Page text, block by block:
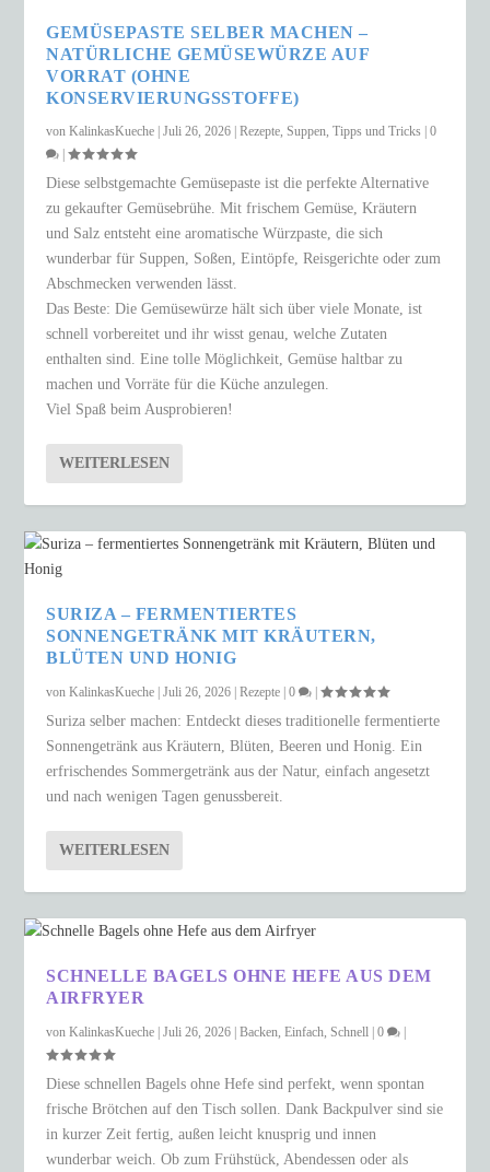
GEMÜSEPASTE SELBER MACHEN –
NATÜRLICHE GEMÜSEWÜRZE AUF
VORRAT (OHNE
KONSERVIERUNGSSTOFFE)
vonKalinkasKueche |Juli 26, 2026 |Rezepte ,Suppen ,Tipps und Tricks |0
|
Diese selbstgemachte Gemüsepaste ist die perfekte Alternative
zu gekaufter Gemüsebrühe. Mit frischem Gemüse, Kräutern
und Salz entsteht eine aromatische Würzpaste, die sich
wunderbar für Suppen, Soßen, Eintöpfe, Reisgerichte oder zum
Abschmecken verwenden lässt.
Das Beste: Die Gemüsewürze hält sich über viele Monate, ist
schnell vorbereitet und ihr wisst genau, welche Zutaten
enthalten sind. Eine tolle Möglichkeit, Gemüse haltbar zu
machen und Vorräte für die Küche anzulegen.
Viel Spaß beim Ausprobieren!
WEITERLESEN
SURIZA – FERMENTIERTES
SONNENGETRÄNK MIT KRÄUTERN,
BLÜTEN UND HONIG
vonKalinkasKueche |Juli 26, 2026 |Rezepte |0 |
Suriza selber machen: Entdeckt dieses traditionelle fermentierte
Sonnengetränk aus Kräutern, Blüten, Beeren und Honig. Ein
erfrischendes Sommergetränk aus der Natur, einfach angesetzt
und nach wenigen Tagen genussbereit.
WEITERLESEN
SCHNELLE BAGELS OHNE HEFE AUS DEM
AIRFRYER
vonKalinkasKueche |Juli 26, 2026 |Backen ,Einfach ,Schnell |0 |
Diese schnellen Bagels ohne Hefe sind perfekt, wenn spontan
frische Brötchen auf den Tisch sollen. Dank Backpulver sind sie
in kurzer Zeit fertig, außen leicht knusprig und innen
wunderbar weich. Ob zum Frühstück, Abendessen oder als